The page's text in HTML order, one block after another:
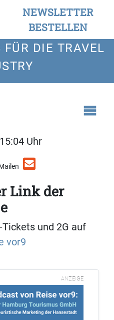
NEWSLETTER
BESTELLEN
DIE TRAVEL
Uhr
Link der
und 2G auf
vor9
ANZEIGE